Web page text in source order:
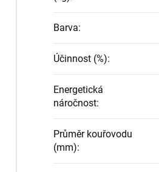
Barva:
Účinnost (%):
Energetická
náročnost:
Průměr kouřovodu
(mm):